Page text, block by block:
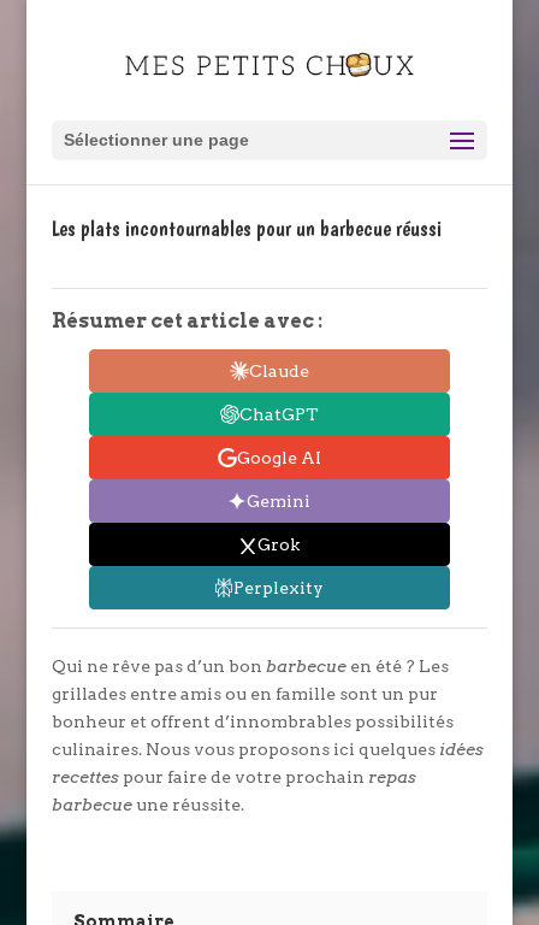
Sélectionner une page
Les plats incontournables pour un barbecue réussi
Résumer cet article avec :
Claude
ChatGPT
Google AI
Gemini
Grok
Perplexity
Qui ne rêve pas d’un bon barbecueen été ? Les
grillades entre amis ou en famille sont un pur
bonheur et offrent d’innombrables possibilités
culinaires. Nous vous proposons ici quelques idées
recettespour faire de votre prochain repas
barbecueune réussite.